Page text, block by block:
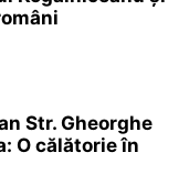
Str. Gheorghe
O călătorie în